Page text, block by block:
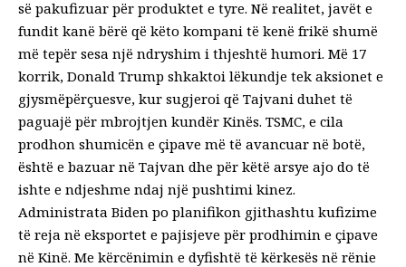
së pakufizuar për produktet e tyre. Në realitet, javët e
fundit kanë bërë që këto kompani të kenë frikë shumë
më tepër sesa një ndryshim i thjeshtë humori. Më 17
korrik, Donald Trump shkaktoi lëkundje tek aksionet e
gjysmëpërçuesve, kur sugjeroi që Tajvani duhet të
paguajë për mbrojtjen kundër Kinës. TSMC, e cila
prodhon shumicën e çipave më të avancuar në botë,
është e bazuar në Tajvan dhe për këtë arsye ajo do të
ishte e ndjeshme ndaj një pushtimi kinez.
Administrata Biden po planifikon gjithashtu kufizime
të reja në eksportet e pajisjeve për prodhimin e çipave
në Kinë. Me kërcënimin e dyfishtë të kërkesës në rënie